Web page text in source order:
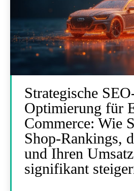
Strategische
Optimierung für
Commerce: Wie
Shop-Rankings,
und Ihren Umsatz
signifikant